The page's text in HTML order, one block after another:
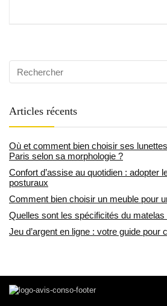
Articles récents
Où et comment bien choisir ses
Paris selon sa morphologie ?
Confort d’assise au quotidien : adopter
posturaux
Comment bien choisir un meuble pour
Quelles sont les spécificités du matelas
Jeu d’argent en ligne : votre guide pour